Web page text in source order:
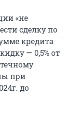
«не
сделку по
кредита
— 0,5% от
при
до